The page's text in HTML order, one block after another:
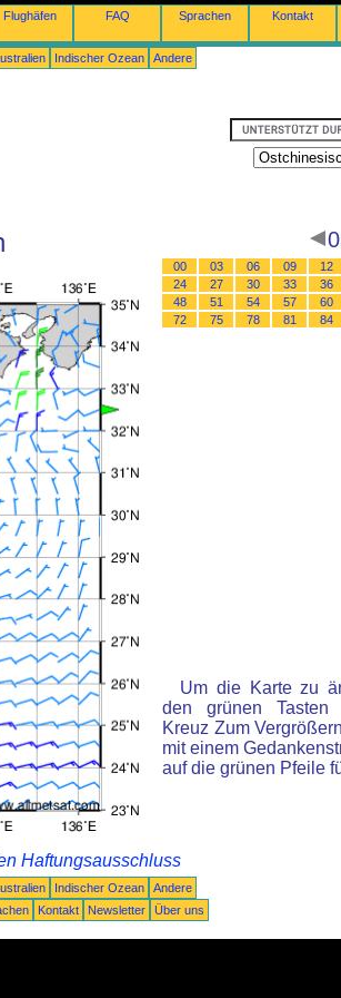
Flughäfen FAQ Sprachen Kontakt
Indischer Ozean Andere
00 03 06 09 12
24
27 30 33 36
48
51 54 57 60
72
75 78 81 84
Um die Karte zu
den grünen Tasten
Kreuz Zum
mit einem
auf die grünen Pfeile
Haftungsausschluss
Indischer Ozean
Andere
Kontakt Newsletter Über uns